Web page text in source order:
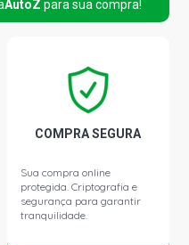
TU5JP4 FLEX (2011 -
FLEX (2006 - 2011)
AutoZ para sua compra!
COMPRA SEGURA
Sua compra online
protegida. Criptografia e
segurança para garantir
tranquilidade.